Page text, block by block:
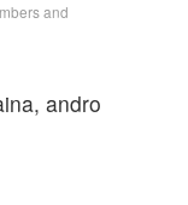
and
andro